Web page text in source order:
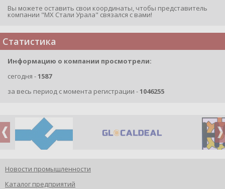
Вы можете оставить свои координаты, чтобы представитель
компании "МХ Стали Урала" связался с вами!
Статистика
Информацию о компании просмотрели:
сегодня -1587
за весь период с момента регистрации -1046255
Новости промышленности
Каталог предприятий